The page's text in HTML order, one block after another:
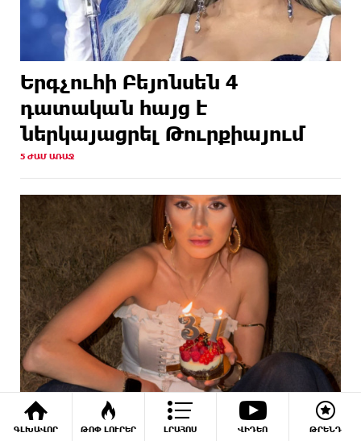
ԳԼԽԱՎՈՐ ԹՈՓ ԼՈՒՐԵՐ ԼՐԱՀՈՍ ՎԻԴԵՈ ԹՐԵՆԴ
Երգչուհի Բեյոնսեն ​​4
դատական հայց է
ներկայացրել Թուրքիայում
5 ԺԱՄ ԱՌԱՋ
Վիկտորյա Սահակյանը նշում է ծննդյան